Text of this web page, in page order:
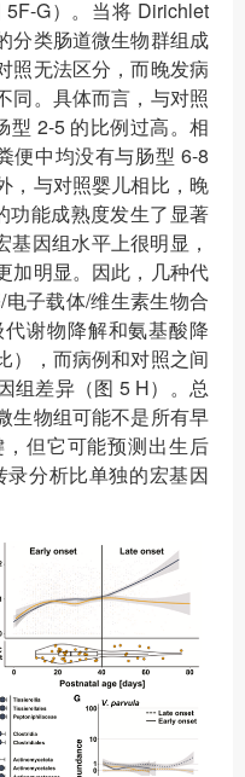
G）。当将 Dirichlet
分类肠道微生物群组成
照无法区分，而晚发病
同。具体而言，与对照
型 2-5 的比例过高。相
便中均没有与肠型 6-8
，与对照婴儿相比，晚
功能成熟度发生了显著
因组水平上很明显，
加明显。因此，几种代
子载体/维生素生物合
谢物降解和氨基酸降
），而病例和对照之间
组差异（图 5 H）。总
生物组可能不是所有早
但它可能预测出生后
分析比单独的宏基因